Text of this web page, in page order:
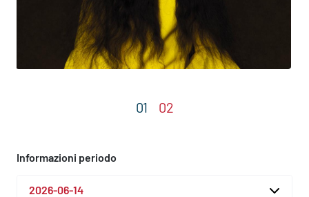
Informazioni periodo
2026-06-14